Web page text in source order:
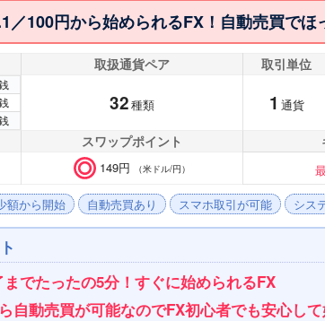
／100円から始められるFX！自動売買でほ
取扱通貨ペア 取引単位
32種類 1 通貨
スワップポイント
149円 （米ドル/円）
額から開始 自動売買あり スマホ取引が可能 シス
までたったの5分！すぐに始められるFX
自動売買が可能なのでFX初心者でも安心して